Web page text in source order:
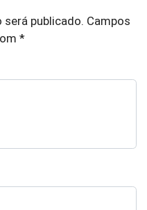
será publicado. Campos
*